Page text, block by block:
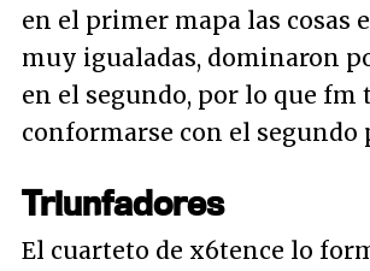
en el primer mapa las cosas
muy igualadas, dominaron
en el segundo, por lo que fm
conformarse con el segundo
Triunfadores
El cuarteto de x6tence lo